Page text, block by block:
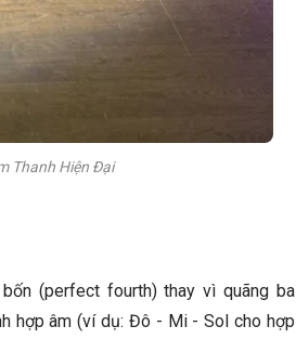
Thanh Hiện Đại
(perfect fourth) thay vì quãng ba
hợp âm (ví dụ: Đô - Mi - Sol cho hợp